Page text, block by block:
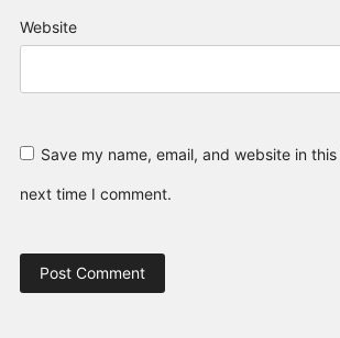
Website
Save my name, email, and website in
next time I comment.